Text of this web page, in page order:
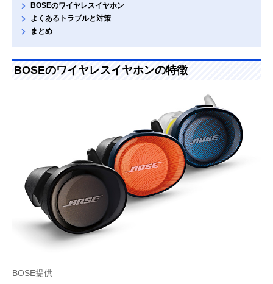
BOSEのワイヤレスイヤホン
よくあるトラブルと対策
まとめ
BOSEのワイヤレスイヤホンの特徴
BOSE提供